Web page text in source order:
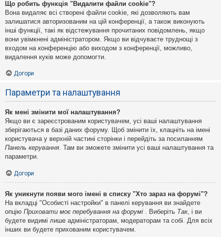
Що робить функція "Видалити файли cookie"?
Вона видаляє всі створені файли cookie, які дозволяють вам
залишатися авторизованим на цій конференції, а також виконують
інші функції, такі як відстежування прочитаних повідомлень, якщо
вони увімкнені адміністратором. Якщо ви відчуваєте труднощі з
входом на конференцію або виходом з конференції, можливо,
видалення куків може допомогти.
Догори
Параметри та налаштування
Як мені змінити мої налаштування?
Якщо ви є зареєстрованим користувачем, усі ваші налаштування
зберігаються в базі даних форуму. Щоб змінити їх, клацніть на імені
користувача у верхній частині сторінки і перейдіть за посиланням
Панель керування . Там ви зможете змінити усі ваші налаштування та
параметри.
Догори
Як уникнути появи мого імені в списку "Хто зараз на форумі"?
На вкладці "Особисті настройки" в панелі керування ви знайдете
опцію Приховати моє перебування на форумі . Виберіть Так, і ви
будете видимі лише адміністраторам, модераторам та собі. Для всіх
інших ви будете прихованим користувачем.